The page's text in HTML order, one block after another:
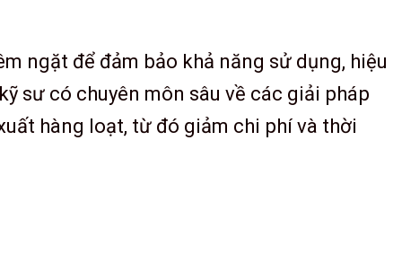
ngặt để đảm bảo khả năng sử dụng, hiệu
sư có chuyên môn sâu về các giải pháp
hàng loạt, từ đó giảm chi phí và thời